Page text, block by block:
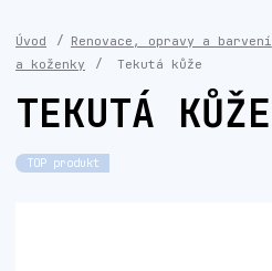
Úvod Renovace, opravy a barvení
a koženky
Tekutá kůže
TEKUTÁ KŮŽE
TOP produkt